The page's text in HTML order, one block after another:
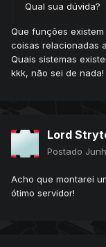
Qual sua dúvida?
Que funções
coisas relacionadas
Quais sistemas
kkk, não sei de nada!
Lord
Postado
Acho que montarei
ótimo servidor!